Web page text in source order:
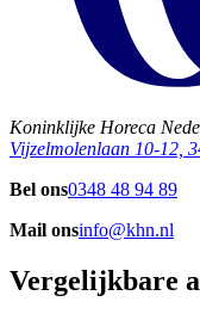
Koninklijke Horeca
Vijzelmolenlaan 10-12,
Bel ons0348 48 94 89
Mail onsinfo@khn.nl
Vergelijkbare